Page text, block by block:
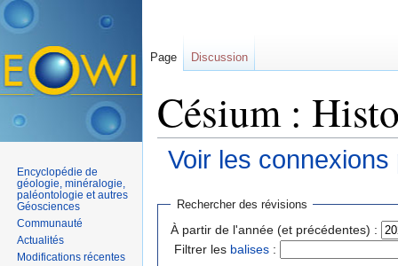
Césium :
Voir les
Rechercher des révisions
À partir de l'année (et précédentes) :
Filtrer les balises :
Page Discussion
Encyclopédie de
géologie, minéralogie,
paléontologie et autres
Géosciences
Communauté
Actualités
Modifications récentes